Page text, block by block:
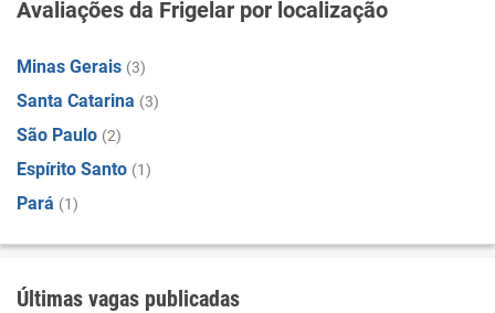
Avaliações da Frigelar por localização
Minas Gerais (3)
Santa Catarina (3)
São Paulo (2)
Espírito Santo (1)
Pará (1)
Últimas vagas publicadas